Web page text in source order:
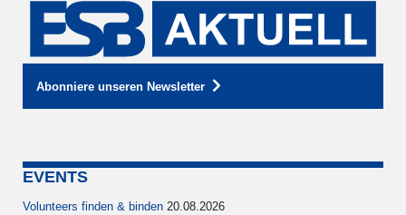
Abonniere unseren Newsletter
EVENTS
Volunteers finden & binden 20.08.2026